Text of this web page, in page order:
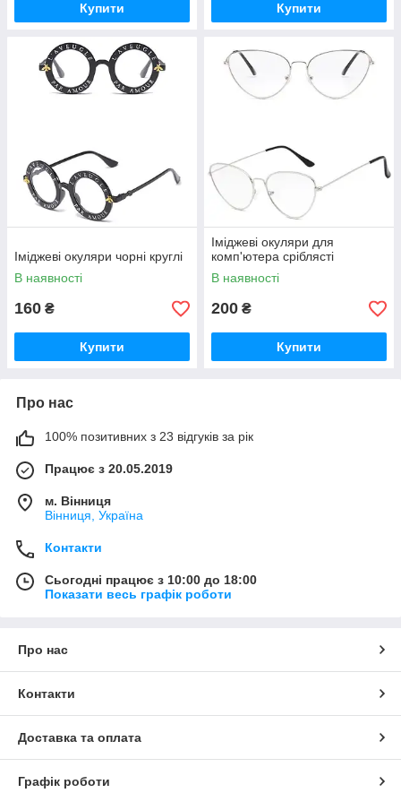
Купити Купити
Іміджеві окуляри чорні круглі
В наявності
160 ₴
Купити
Іміджеві окуляри для
комп'ютера сріблясті
В наявності
200 ₴
Купити
Про нас
100% позитивних з 23 відгуків за рік
Працює з 20.05.2019
м. Вінниця
Вінниця, Україна
Контакти
Сьогодні працює з 10:00 до 18:00
Показати весь графік роботи
Про нас
Контакти
Доставка та оплата
Графік роботи